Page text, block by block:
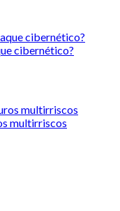
cibernético?
multirriscos